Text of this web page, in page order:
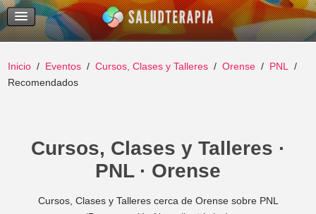
Temas Recientes
Buscar
Inicio Eventos Cursos, Clases y Talleres Orense
PNL
Recomendados
Cursos, Clases y Talleres ·
PNL · Orense
Cursos, Clases y Talleres cerca de Orense sobre PNL